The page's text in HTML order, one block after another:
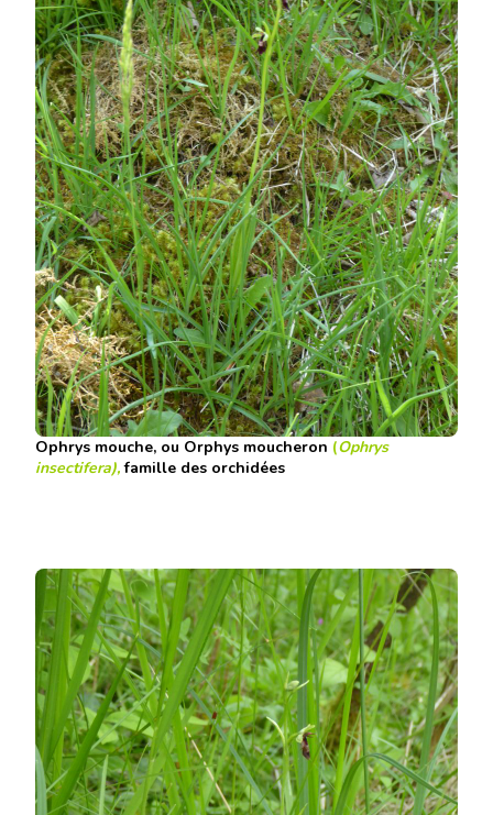
Ophrys mouche, ou Orphys moucheron (Ophrys
insectifera),famille des orchidées